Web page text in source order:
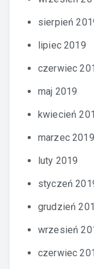
sierpień
lipiec 2019
czerwiec
maj 2019
kwiecień
marzec 2019
luty 2019
styczeń
grudzień
wrzesień
czerwiec